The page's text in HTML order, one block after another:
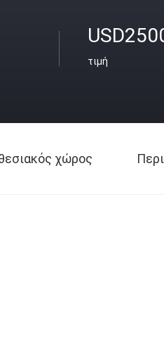
τιμή
χώρος